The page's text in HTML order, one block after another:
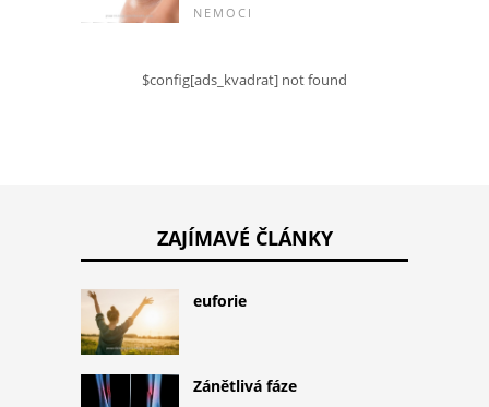
NEMOCI
$config[ads_kvadrat] not found
ZAJÍMAVÉ ČLÁNKY
euforie
Zánětlivá fáze